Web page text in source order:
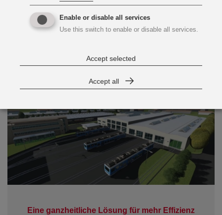
Industriebauten, Fertigungsstätten und
Logistikgebäude.
Gewerbe- und Industriebauten
Eine ganzheitliche Lösung für mehr Effizienz
Enable or disable all services
Use this switch to enable or disable all services.
Accept selected
Accept all